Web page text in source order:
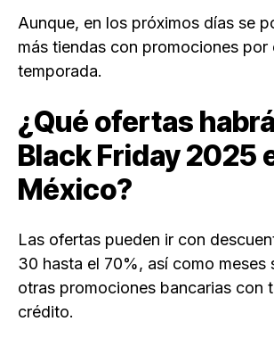
Aunque, en los próximos días se
más tiendas con promociones por
temporada.
¿Qué ofertas
Black Friday 2025
México?
Las ofertas pueden ir con
30 hasta el 70%, así como meses
otras promociones bancarias con
crédito.